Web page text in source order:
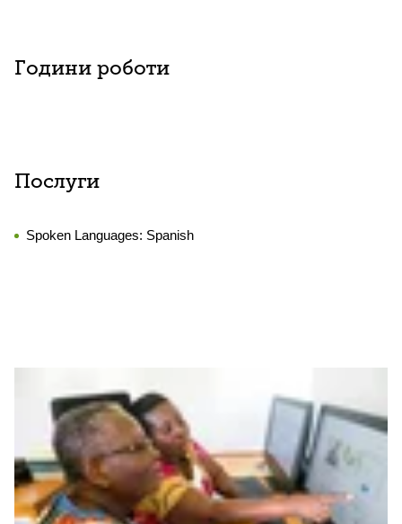
Години роботи
Послуги
Spoken Languages: Spanish